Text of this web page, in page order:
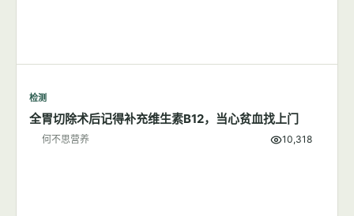
检测
全胃切除术后记得补充维生素B12，当心贫血找上门
何不思营养 10,318